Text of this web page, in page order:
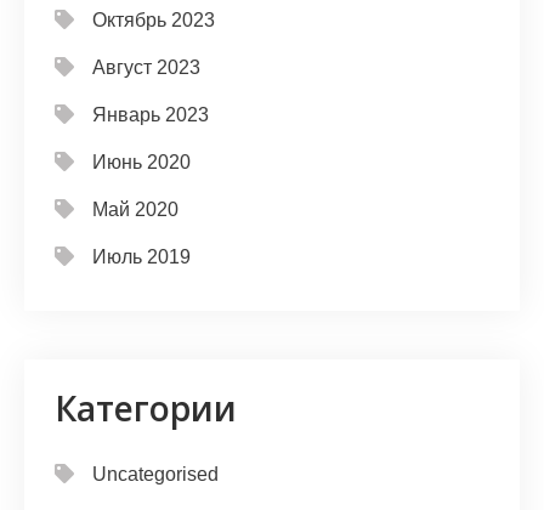
Октябрь 2023
Август 2023
Январь 2023
Июнь 2020
Май 2020
Июль 2019
Категории
Uncategorised